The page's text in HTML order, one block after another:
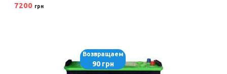
7200 грн
Возвращаем
90 грн